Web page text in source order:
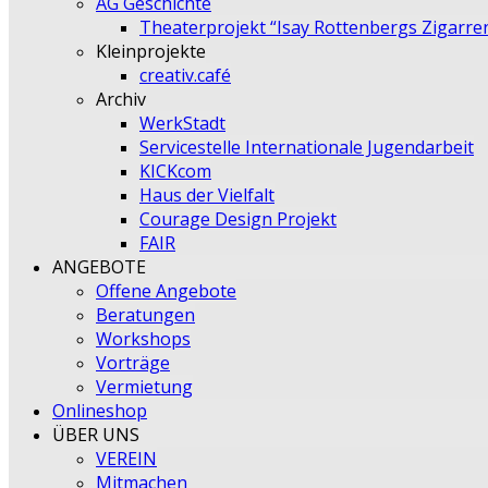
Theaterprojekt “Isay Rottenbergs
Kleinprojekte
creativ.café
Archiv
WerkStadt
Servicestelle Internationale Jugendarbeit
KICKcom
Haus der Vielfalt
Courage Design Projekt
FAIR
ANGEBOTE
Offene Angebote
Beratungen
Workshops
Vorträge
Vermietung
Onlineshop
ÜBER UNS
VEREIN
Mitmachen